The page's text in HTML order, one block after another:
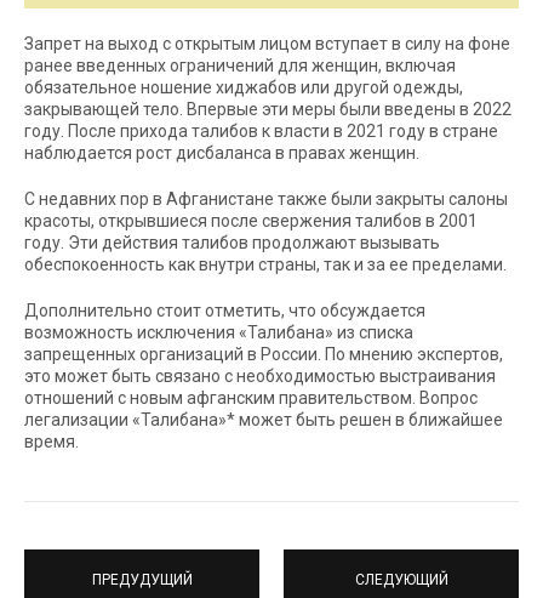
Запрет на выход с открытым лицом вступает в силу на фоне
ранее введенных ограничений для женщин, включая
обязательное ношение хиджабов или другой одежды,
закрывающей тело. Впервые эти меры были введены в 2022
году. После прихода талибов к власти в 2021 году в стране
наблюдается рост дисбаланса в правах женщин.
С недавних пор в Афганистане также были закрыты салоны
красоты, открывшиеся после свержения талибов в 2001
году. Эти действия талибов продолжают вызывать
обеспокоенность как внутри страны, так и за ее пределами.
Дополнительно стоит отметить, что обсуждается
возможность исключения «Талибана» из списка
запрещенных организаций в России. По мнению экспертов,
это может быть связано с необходимостью выстраивания
отношений с новым афганским правительством. Вопрос
легализации «Талибана»* может быть решен в ближайшее
время.
ПРЕДУДУЩИЙ СЛЕДУЮЩИЙ